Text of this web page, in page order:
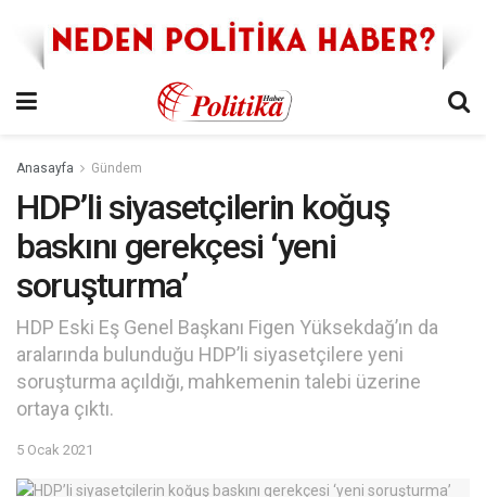
Anasayfa Gündem
HDP’li siyasetçilerin koğuş
baskını gerekçesi ‘yeni
soruşturma’
HDP Eski Eş Genel Başkanı Figen Yüksekdağ’ın da
aralarında bulunduğu HDP’li siyasetçilere yeni
soruşturma açıldığı, mahkemenin talebi üzerine
ortaya çıktı.
5 Ocak 2021